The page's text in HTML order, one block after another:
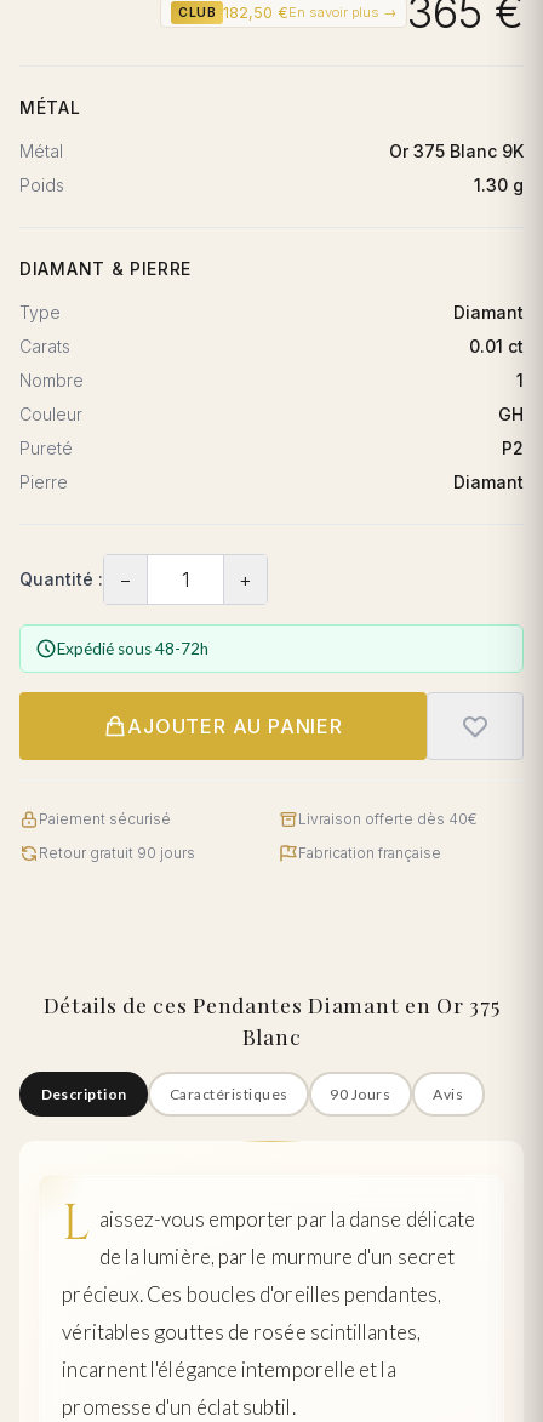
CLUB 182,50 €En savoir plus → 365 €
MÉTAL
Métal
Or 375 Blanc 9K
Poids
1.30 g
DIAMANT & PIERRE
Type
Diamant
Carats
0.01 ct
Nombre
1
Couleur
GH
Pureté
P2
Pierre
Diamant
Quantité : − +
Expédié sous 48-72h
AJOUTER AU PANIER
Paiement sécurisé
Livraison offerte dès 40€
Retour gratuit 90 jours
Fabrication française
Détails de ces Pendantes Diamant en Or 375
Blanc
Description Caractéristiques 90 Jours Avis
L aissez-vous emporter par la danse délicate
de la lumière, par le murmure d'un secret
précieux. Ces boucles d'oreilles pendantes,
véritables gouttes de rosée scintillantes,
incarnent l'élégance intemporelle et la
promesse d'un éclat subtil.